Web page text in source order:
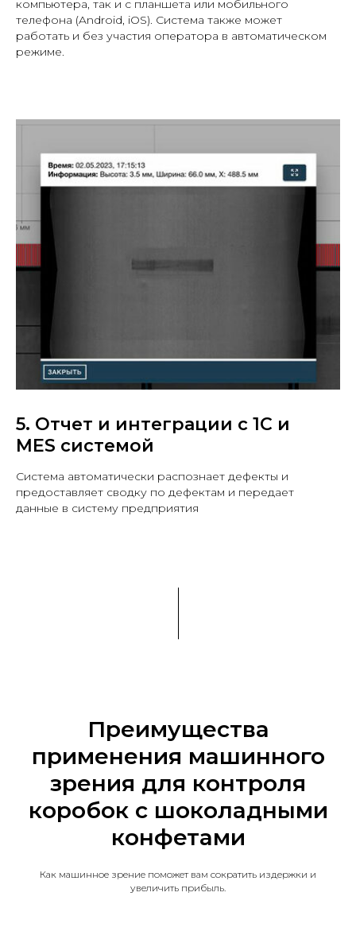
компьютера, так и с планшета или мобильного
телефона (Android, iOS). Система также может
работать и без участия оператора в автоматическом
режиме.
5. Отчет и интеграции с 1С и
MES системой
Система автоматически распознает дефекты и
предоставляет сводку по дефектам и передает
данные в систему предприятия
Преимущества
применения машинного
зрения для контроля
коробок с шоколадными
конфетами
Как машинное зрение поможет вам сократить издержки и
увеличить прибыль.